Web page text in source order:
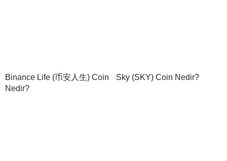
Binance Life (币安人生) Coin
Nedir?
Sky (SKY) Coin Nedir?